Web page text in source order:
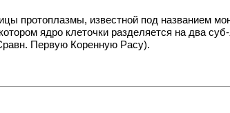
протоплазмы, известной под названием
ядро клеточки разделяется на два
Первую Коренную Расу).